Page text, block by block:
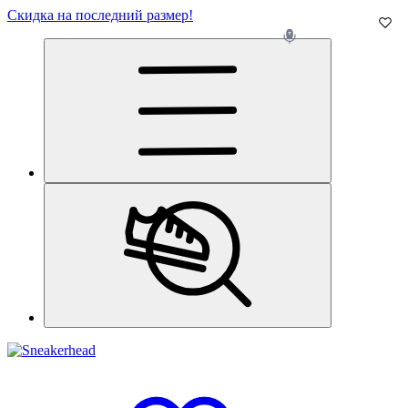
Скидка на последний размер!